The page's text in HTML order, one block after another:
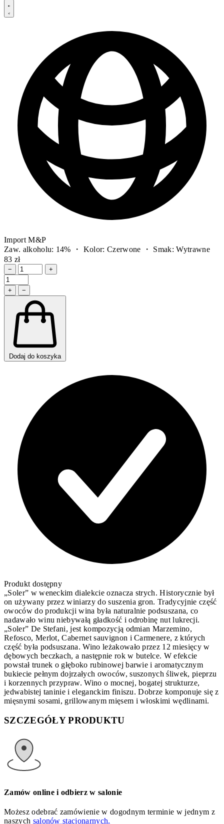
Import M&P
Zaw. alkoholu: 14% ・ Kolor: Czerwone ・ Smak: Wytrawne
83 zł
− +
+ −
Dodaj do koszyka
Produkt dostępny
„Soler” w weneckim dialekcie oznacza strych. Historycznie był
on używany przez winiarzy do suszenia gron. Tradycyjnie część
owoców do produkcji wina była naturalnie podsuszana, co
nadawało winu niebywałą gładkość i odrobinę nut lukrecji.
„Soler” De Stefani, jest kompozycją odmian Marzemino,
Refosco, Merlot, Cabernet sauvignon i Carmenere, z których
część była podsuszana. Wino leżakowało przez 12 miesięcy w
dębowych beczkach, a następnie rok w butelce. W efekcie
powstał trunek o głęboko rubinowej barwie i aromatycznym
bukiecie pełnym dojrzałych owoców, suszonych śliwek, pieprzu
i korzennych przypraw. Wino o mocnej, bogatej strukturze,
jedwabistej taninie i eleganckim finiszu. Dobrze komponuje się z
mięsnymi sosami, grillowanym mięsem i włoskimi wędlinami.
SZCZEGÓŁY PRODUKTU
Zamów online i odbierz w salonie
Możesz odebrać zamówienie w dogodnym terminie w jednym z
naszych salonów stacjonarnych.